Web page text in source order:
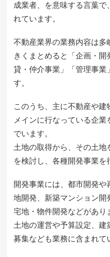
成業者、を意味する言葉
れています。
不動産業界の業務内容は
きくまとめると「企画・
貸・仲介事業」「管理事業
す。
このうち、主に不動産や
メインに行なっている企
でいます。
土地の取得から、その土
を検討し、各種開発事業を
開発事業には、都市開発
地開発、新築マンション
宅地・物件開発などがあり
土地の運営や予算設定、
募集なども業務に含まれて